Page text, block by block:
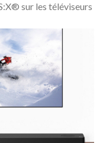
sur les téléviseurs